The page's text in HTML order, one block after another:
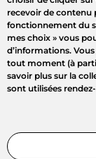
recevoir de contenu
fonctionnement du
mes choix » vous
d’informations.
tout moment (à
savoir plus sur la
sont utilisées